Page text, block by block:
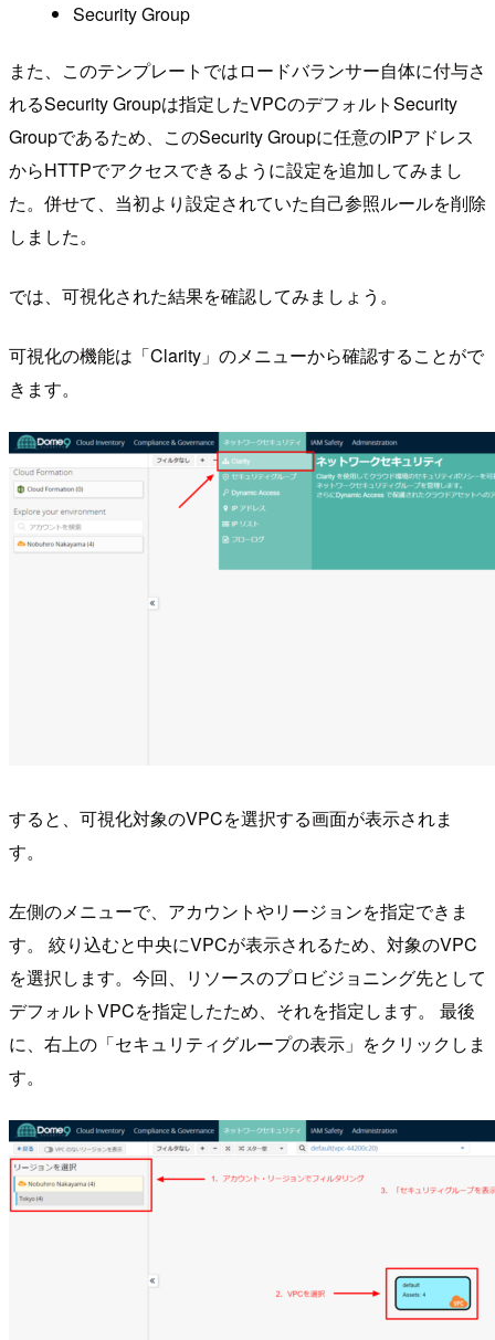
Security Group
また、このテンプレートではロードバランサー自体に付与さ
れるSecurity Groupは指定したVPCのデフォルトSecurity
Groupであるため、このSecurity Groupに任意のIPアドレス
からHTTPでアクセスできるように設定を追加してみまし
た。併せて、当初より設定されていた自己参照ルールを削除
しました。
では、可視化された結果を確認してみましょう。
可視化の機能は「Clarity」のメニューから確認することがで
きます。
すると、可視化対象のVPCを選択する画面が表示されま
す。
左側のメニューで、アカウントやリージョンを指定できま
す。 絞り込むと中央にVPCが表示されるため、対象のVPC
を選択します。今回、リソースのプロビジョニング先として
デフォルトVPCを指定したため、それを指定します。 最後
に、右上の「セキュリティグループの表示」をクリックしま
す。